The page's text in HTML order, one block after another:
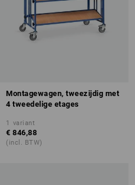
Montagewagen, tweezijdig met
4 tweedelige etages
1 variant
€ 846,88
(incl. BTW)